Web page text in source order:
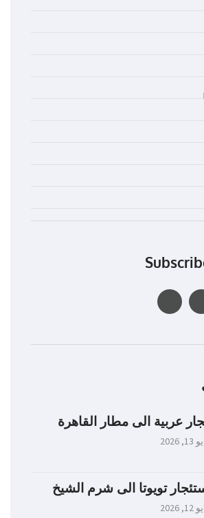
عربية الى مطار القاهرة
2026
تويوتا الى شرم الشيخ
2026